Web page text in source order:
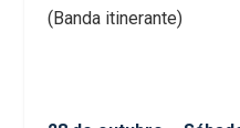
(Banda itinerante)